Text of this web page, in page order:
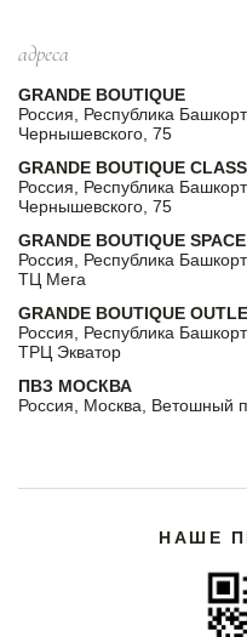
адреса
GRANDE BOUTIQUE
Россия, Республика
Чернышевского, 75
GRANDE BOUTIQUE
Россия, Республика
Чернышевского, 75
GRANDE BOUTIQUE SPACE
Россия, Республика
ТЦ Мега
GRANDE BOUTIQUE
Россия, Республика
ТРЦ Экватор
ПВЗ МОСКВА
Россия, Москва, Ветошный
НАШЕ